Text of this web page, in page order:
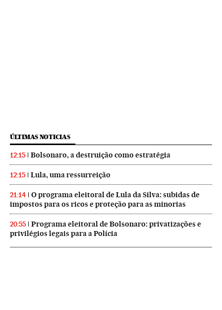
ÚLTIMAS NOTICIAS
12:15 Bolsonaro, a destruição como estratégia
12:15 Lula, uma ressurreição
21:14
O programa eleitoral de Lula da Silva: subidas de
impostos para os ricos e proteção para as minorias
20:55
Programa eleitoral de Bolsonaro: privatizações e
privilégios legais para a Polícia